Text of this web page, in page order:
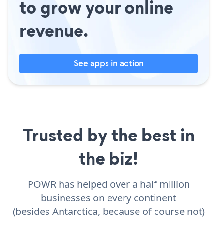
to grow your online
revenue.
See apps in action
Trusted by the best in
the biz!
POWR has helped over a half million
businesses on every continent
(besides Antarctica, because of course not)